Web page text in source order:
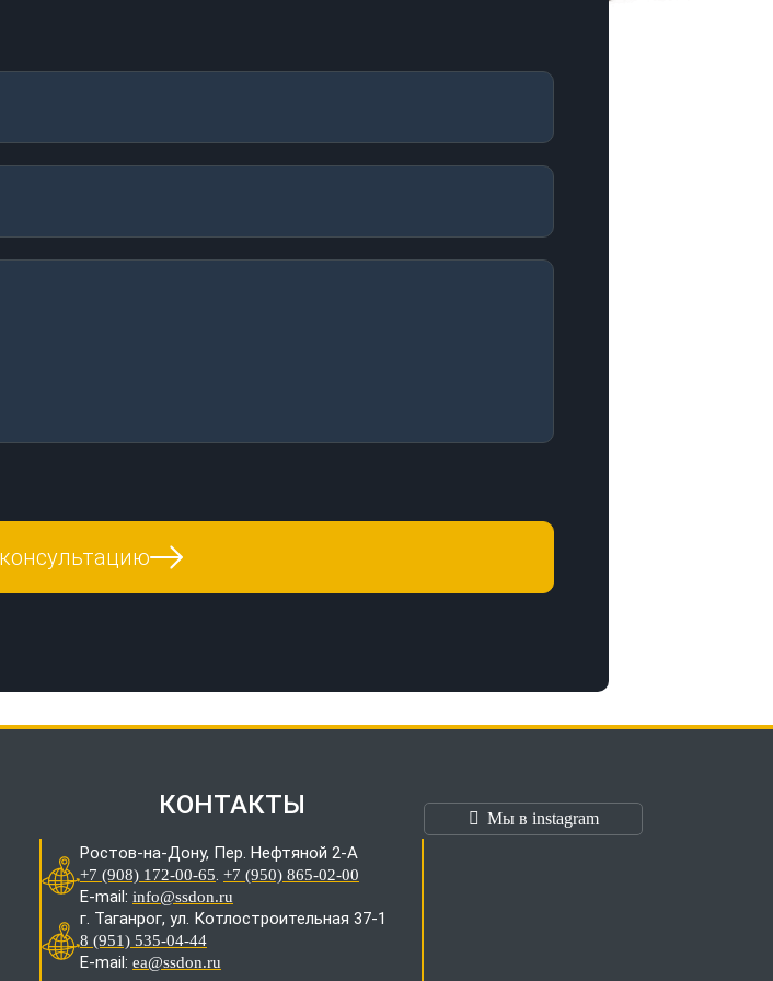
КОНТАКТЫ
Ростов-на-Дону, Пер. Нефтяной 2-А
+7 (908) 172-00-65. +7 (950) 865-02-00
E-mail: info@ssdon.ru
г. Таганрог, ул. Котлостроительная 37-1
8 (951) 535-04-44
E-mail: ea@ssdon.ru
Мы в instagram